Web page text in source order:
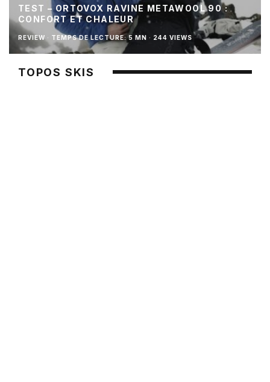
TEST – ORTOVOX RAVINE METAWOOL 90 :
CONFORT ET CHALEUR
REVIEW · TEMPS DE LECTURE: 5 MN · 244 VIEWS
TOPOS SKIS